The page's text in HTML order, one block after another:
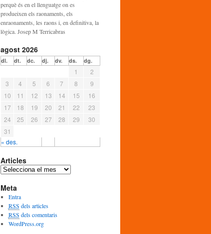
perquè és en el llenguatge on es
produeixen els raonaments, els
enraonaments, les raons i, en definitiva, la
lògica. Josep M Terricabras
agost 2026
dl. dt. dc. dj. dv. ds. dg.
« des.
1
2
3
4 5 6 7 8
9
10
11 12 13 14 15
16
17
18 19 20 21 22
23
24
25 26 27 28 29
30
31
Articles
A
t
i
c
l
e
Meta
Entra
RSS dels articles
RSS dels comentaris
WordPress.org